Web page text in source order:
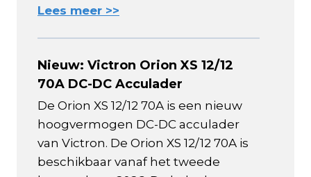
Lees meer >>
Nieuw: Victron Orion XS 12/12
70A DC-DC Acculader
De Orion XS 12/12 70A is een nieuw
hoogvermogen DC-DC acculader
van Victron. De Orion XS 12/12 70A is
beschikbaar vanaf het tweede